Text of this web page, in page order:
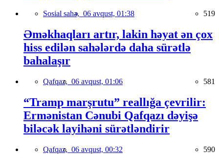
Sosial sahə, 06 avqust, 01:38 519
Əməkhaqları artır, lakin həyat ən çox
hiss edilən sahələrdə daha sürətlə
bahalaşır
Qafqaz, 06 avqust, 01:06 581
“Tramp marşrutu” reallığa çevrilir:
Ermənistan Cənubi Qafqazı dəyişə
biləcək layihəni sürətləndirir
Qafqaz, 06 avqust, 00:32 590